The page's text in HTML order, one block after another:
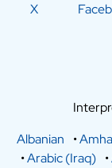
X
Albanian
•
•Arabic (Iraq) •